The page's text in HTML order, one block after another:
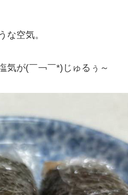
な空気。
気が(￣￢￣*)じゅるぅ～